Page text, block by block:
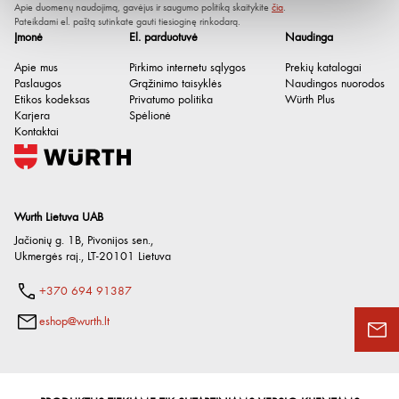
Pavaros tipas
Dydis (SW)
Wurth Lietuva UAB
Jačionių g. 1B, Pivonijos sen.,
Ukmergės raj., LT-20101 Lietuva
+370 694 91387
eshop@wurth.lt
Įmonė
Apie mus
Paslaugos
Etikos kodeksas
Karjera
Kontaktai
El. parduotuvė
Pirkimo internetu sąlygos
Grąžinimo taisyklės
Privatumo politika
Spėlionė
Naudinga
Prekių katalogai
Naudingos nuorodos
Würth Plus
Apie duomenų naudojimą, gavėjus ir saugumo politiką skaitykite čia.
Pateikdami el. paštą sutinkate gauti tiesioginę rinkodarą.